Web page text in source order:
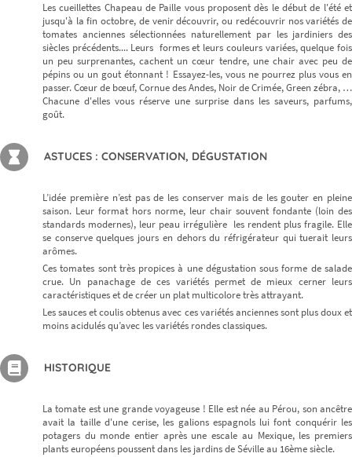
Les cueillettes Chapeau de Paille vous proposent dès le début de l'été et
jusqu'à la fin octobre, de venir découvrir, ou redécouvrir nos variétés de
tomates anciennes sélectionnées naturellement par les jardiniers des
siècles précédents.... Leurs formes et leurs couleurs variées, quelque fois
un peu surprenantes, cachent un cœur tendre, une chair avec peu de
pépins ou un gout étonnant ! Essayez-les, vous ne pourrez plus vous en
passer. Cœur de bœuf, Cornue des Andes, Noir de Crimée, Green zébra, …
Chacune d'elles vous réserve une surprise dans les saveurs, parfums,
goût.
ASTUCES : CONSERVATION, DÉGUSTATION
L’idée première n’est pas de les conserver mais de les gouter en pleine
saison. Leur format hors norme, leur chair souvent fondante (loin des
standards modernes), leur peau irrégulière les rendent plus fragile. Elle
se conserve quelques jours en dehors du réfrigérateur qui tuerait leurs
arômes.
Ces tomates sont très propices à une dégustation sous forme de salade
crue. Un panachage de ces variétés permet de mieux cerner leurs
caractéristiques et de créer un plat multicolore très attrayant.
Les sauces et coulis obtenus avec ces variétés anciennes sont plus doux et
moins acidulés qu’avec les variétés rondes classiques.
HISTORIQUE
La tomate est une grande voyageuse ! Elle est née au Pérou, son ancêtre
avait la taille d'une cerise, les galions espagnols lui font conquérir les
potagers du monde entier après une escale au Mexique, les premiers
plants européens poussent dans les jardins de Séville au 16ème siècle.
Ne ratez plus rien,
Abonnez-vous à notre newsletter